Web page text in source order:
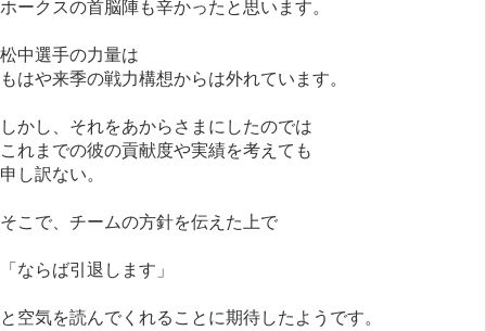
ホークスの首脳陣も辛かったと思います。
松中選手の力量は
もはや来季の戦力構想からは外れています。
しかし、それをあからさまにしたのでは
これまでの彼の貢献度や実績を考えても
申し訳ない。
そこで、チームの方針を伝えた上で
「ならば引退します」
と空気を読んでくれることに期待したようです。